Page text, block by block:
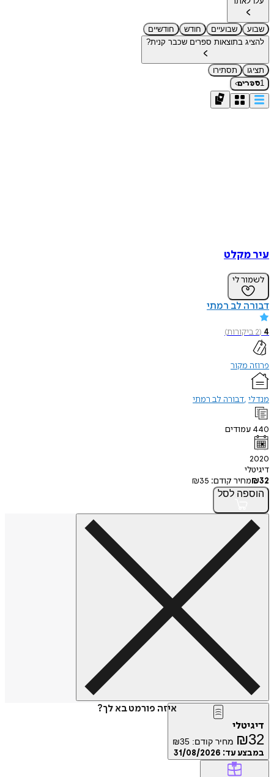
שבוע שבועיים חודש
חודשיים
להציג בתוצאות ספרים שכבר קנית?
תציגו
תסתירו
1ספרים›
עיר מקלט
לשמור לי
דבורה לב רמתי
4
(
2ביקורות)
פרוזה מקור
מנדלי דבורה לב רמתי
440 עמודים
2020
דיגיטלי
₪32 מחיר קודם: ₪35
הוספה לסל
איזה פורמט בא לך?
דיגיטלי
₪32 מחיר קודם: ₪35
במבצע עד: 31/08/2026